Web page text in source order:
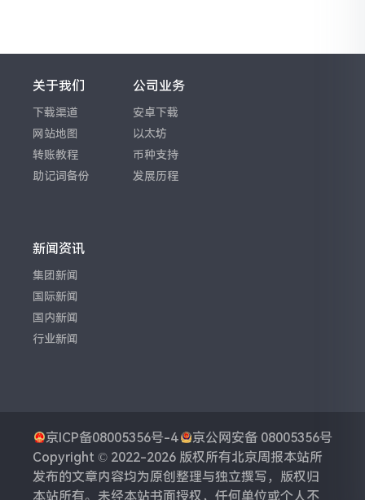
关于我们
下载渠道
网站地图
转账教程
助记词备份
公司业务
安卓下载
以太坊
币种支持
发展历程
新闻资讯
集团新闻
国际新闻
国内新闻
行业新闻
京ICP备08005356号-4
京公网安备 08005356号
Copyright © 2022-2026 版权所有北京周报本站所
发布的文章内容均为原创整理与独立撰写，版权归
本站所有。未经本站书面授权，任何单位或个人不